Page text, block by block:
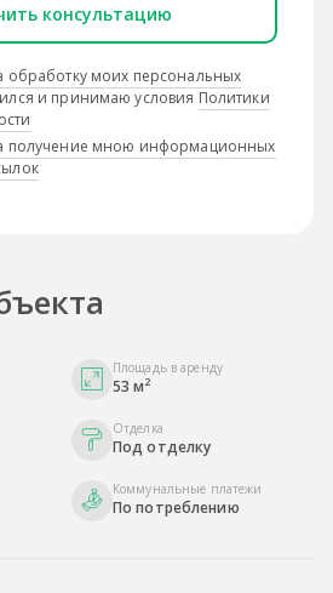
консультацию
обработку моих персональных
и принимаю условия Политики
получение мною информационных
Площадь в аренду
53 м2
Отделка
Под отделку
Коммунальные платежи
По потреблению